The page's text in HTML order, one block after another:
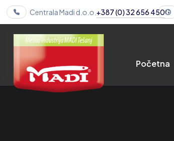
Centrala Madi d.o.o. +387 (0) 32 656 450
Početna